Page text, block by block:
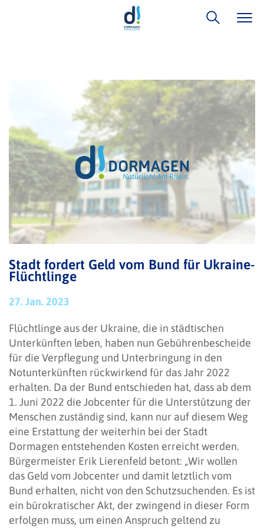
Stadt fordert Geld vom Bund für Ukraine-
Flüchtlinge
27. Jan. 2023
Flüchtlinge aus der Ukraine, die in städtischen
Unterkünften leben, haben nun Gebührenbescheide
für die Verpflegung und Unterbringung in den
Notunterkünften rückwirkend für das Jahr 2022
erhalten. Da der Bund entschieden hat, dass ab dem
1. Juni 2022 die Jobcenter für die Unterstützung der
Menschen zuständig sind, kann nur auf diesem Weg
eine Erstattung der weiterhin bei der Stadt
Dormagen entstehenden Kosten erreicht werden.
Bürgermeister Erik Lierenfeld betont: „Wir wollen
das Geld vom Jobcenter und damit letztlich vom
Bund erhalten, nicht von den Schutzsuchenden. Es ist
ein bürokratischer Akt, der zwingend in dieser Form
erfolgen muss, um einen Anspruch geltend zu